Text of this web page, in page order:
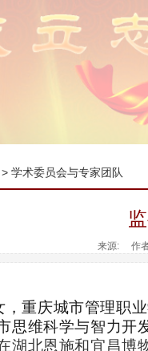
> 学术委员会与专家团队
来源: 作
，重庆城市管理职
思维科学与智力开
湖北恩施和宜昌博